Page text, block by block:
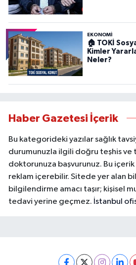
EKONOMİ
🏠 TOKİ
Kimler
Neler?
Haber Gazetesi İçerik
Bu kategorideki yazılar sağlık
durumunuzla ilgili doğru teşhis ve
doktorunuza başvurunuz. Bu
reklam içerebilir. Sitede yer alan
bilgilendirme amacı taşır; kişisel
tedavi yerine geçmez. İstanbul